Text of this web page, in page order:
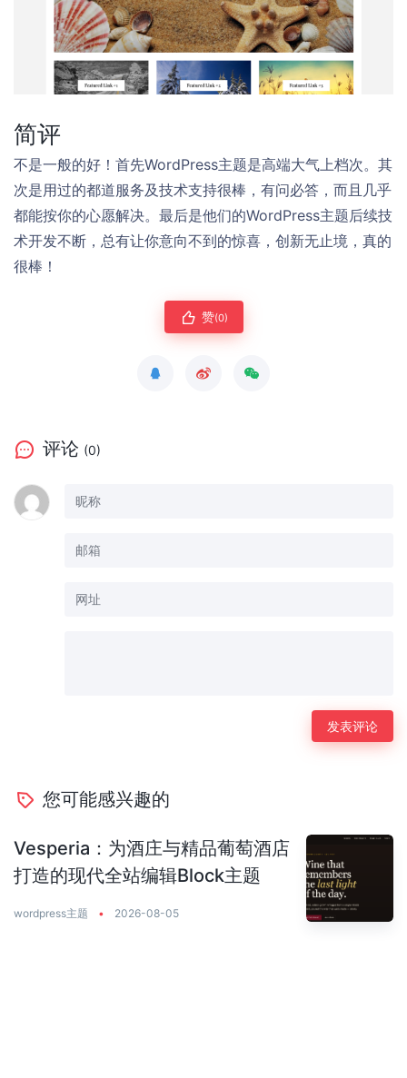
简评
不是一般的好！首先WordPress主题是高端大气上档次。其
次是用过的都道服务及技术支持很棒，有问必答，而且几乎
都能按你的心愿解决。最后是他们的WordPress主题后续技
术开发不断，总有让你意向不到的惊喜，创新无止境，真的
很棒！
赞(0)
评论 (0)
您可能感兴趣的
Vesperia：为酒庄与精品葡萄酒店
打造的现代全站编辑Block主题
wordpress主题 • 2026-08-05